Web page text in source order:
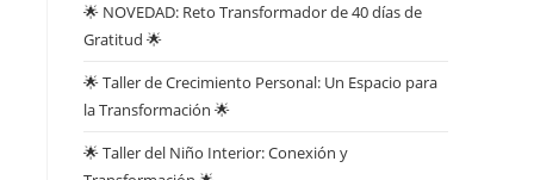
🌟 NOVEDAD: Reto Transformador de 40 días de
Gratitud 🌟
🌟 Taller de Crecimiento Personal: Un Espacio para
la Transformación 🌟
🌟 Taller del Niño Interior: Conexión y